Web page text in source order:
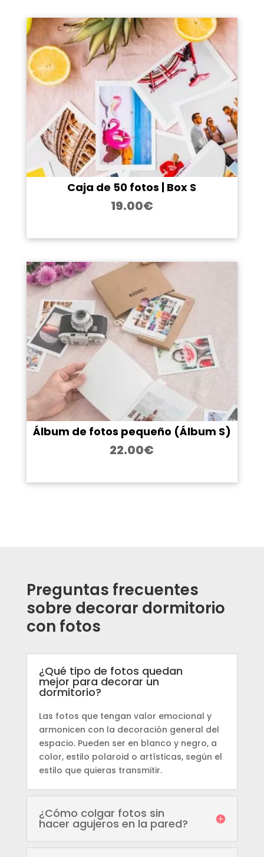
Caja de 50 fotos | Box S
19.00€
Álbum de fotos pequeño (Álbum S)
22.00€
Preguntas frecuentes
sobre decorar dormitorio
con fotos
¿Qué tipo de fotos quedan
mejor para decorar un
dormitorio?
Las fotos que tengan valor emocional y
armonicen con la decoración general del
espacio. Pueden ser en blanco y negro, a
color, estilo polaroid o artísticas, según el
estilo que quieras transmitir.
¿Cómo colgar fotos sin
hacer agujeros en la pared?